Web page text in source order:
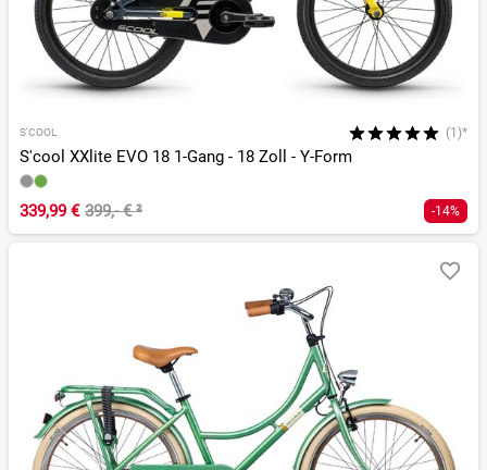
S'COOL (1)*
S'cool XXlite EVO 18 1-Gang - 18 Zoll - Y-Form
339,99 € 399,- €² -14%